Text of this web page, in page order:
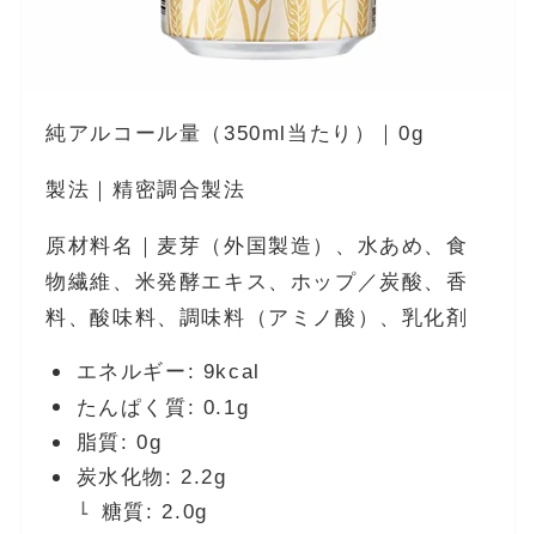
純アルコール量（350ml当たり）｜0g
製法｜精密調合製法
原材料名｜麦芽（外国製造）、水あめ、食
物繊維、米発酵エキス、ホップ／炭酸、香
料、酸味料、調味料（アミノ酸）、乳化剤
エネルギー: 9kcal
たんぱく質: 0.1g
脂質: 0g
炭水化物: 2.2g
糖質: 2.0g